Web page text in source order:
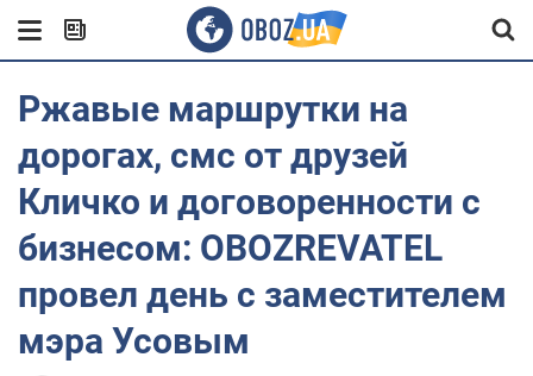
Ржавые маршрутки на
дорогах, смс от друзей
Кличко и договоренности с
бизнесом: OBOZREVATEL
провел день с заместителем
мэра Усовым